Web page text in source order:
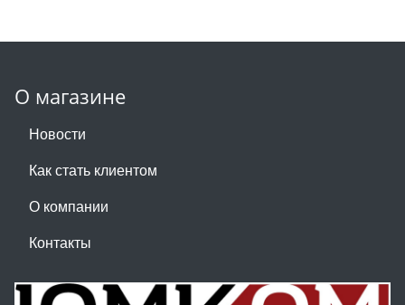
О магазине
Новости
Как стать клиентом
О компании
Контакты